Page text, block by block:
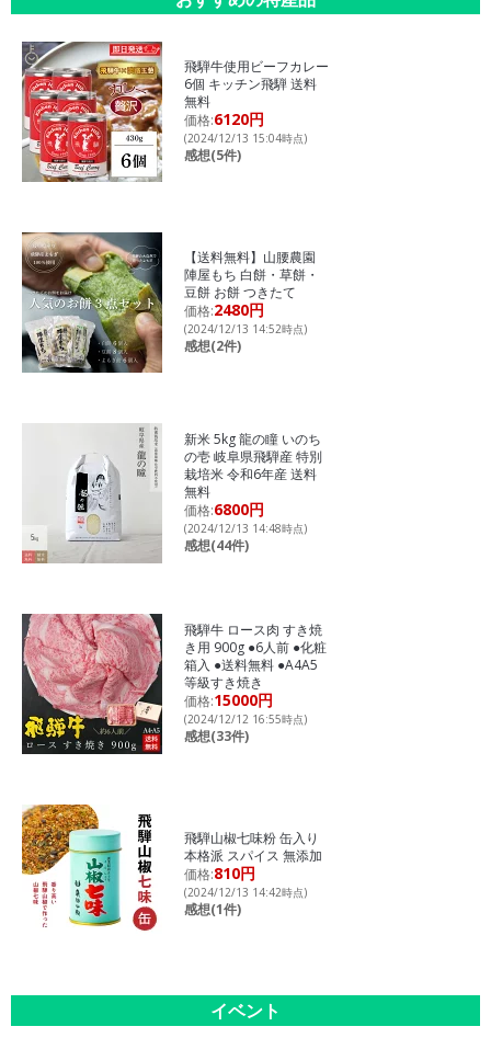
飛騨牛使用ビーフカレー
6個 キッチン飛騨 送料
無料
価格:6120円
(2024/12/13 15:04時点)
感想(5件)
【送料無料】山腰農園
陣屋もち 白餅・草餅・
豆餅 お餅 つきたて
価格:2480円
(2024/12/13 14:52時点)
感想(2件)
新米 5kg 龍の瞳 いのち
の壱 岐阜県飛騨産 特別
栽培米 令和6年産 送料
無料
価格:6800円
(2024/12/13 14:48時点)
感想(44件)
飛騨牛 ロース肉 すき焼
き用 900g ●6人前 ●化粧
箱入 ●送料無料 ●A4A5
等級すき焼き
価格:15000円
(2024/12/12 16:55時点)
感想(33件)
飛騨山椒七味粉 缶入り
本格派 スパイス 無添加
価格:810円
(2024/12/13 14:42時点)
感想(1件)
イベント